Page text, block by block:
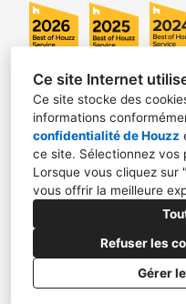
Ce site Internet
Ce site stocke des
informations
confidentialité de Houzz
ce site. Sélectionnez vos
Lorsque vous cliquez
vous offrir la meilleure
Refuser les
Gérer
Mr
7 rue
Politique de